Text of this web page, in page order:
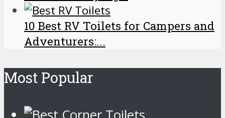
10 Best RV Toilets for Campers and
Adventurers:...
Most Popular